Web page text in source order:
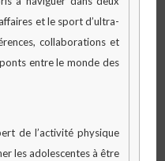
et le sport d’ultra-
collaborations et
entre le monde des
de l’activité physique
les adolescentes à être